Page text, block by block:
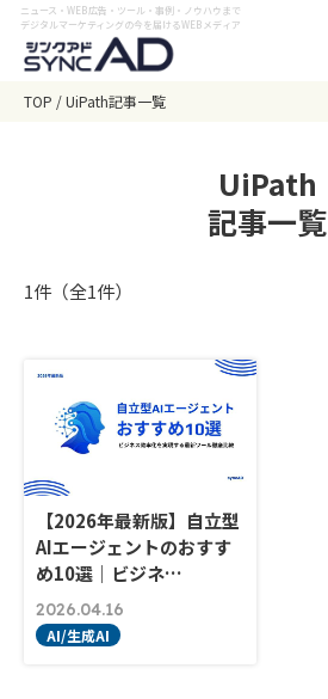
ニュース・WEB広告・ツール・事例・ノウハウまで
デジタルマーケティングの今を届けるWEBメディア
TOP UiPath記事一覧
UiPath
記事一覧
1件（全1件）
【2026年最新版】自立型
AIエージェントのおすす
め10選｜ビジネ…
2026.04.16
AI/生成AI